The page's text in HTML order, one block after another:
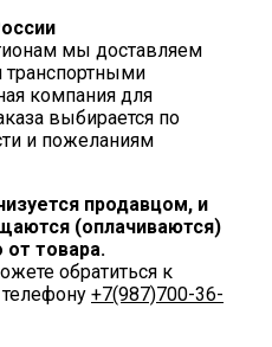
мы доставляем
компания для
выбирается по
и пожеланиям
продавцом, и
(оплачиваются)
от товара.
обратиться к
+7(987)700-36-